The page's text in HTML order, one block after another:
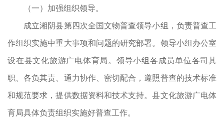
（一）加强组织领导。
成立湘阴县第四次全国文物普查领导小组，负责普查工
作组织实施中重大事项和问题的研究部署。领导小组办公室
设在县文化旅游广电体育局。领导小组各成员单位各司其
职、各负其责、通力协作、密切配合，遵照普查的技术标准
和规范要求，提供数据资料和技术支持。县文化旅游广电体
育局具体负责组织实施好普查工作。